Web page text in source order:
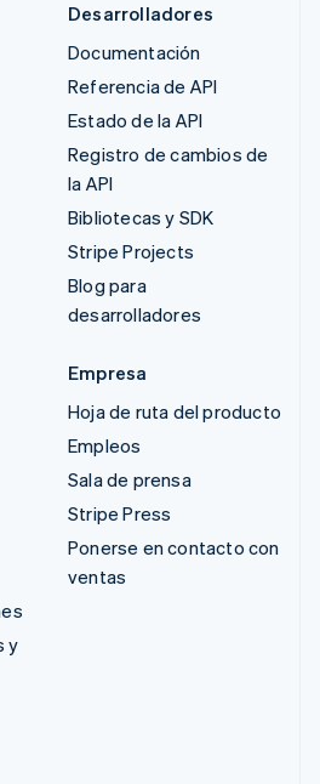
Desarrolladores
Documentación
Referencia de API
Estado de la API
Registro de cambios de
la API
Bibliotecas y SDK
Stripe Projects
Blog para
desarrolladores
y
Empresa
Hoja de ruta del producto
Empleos
Sala de prensa
Stripe Press
Ponerse en contacto con
ventas